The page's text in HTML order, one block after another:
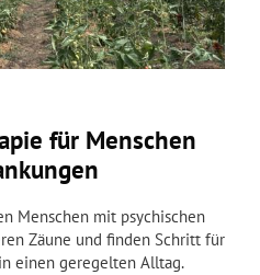
für Menschen
Menschen mit psychischen
Zäune und finden Schritt für
einen geregelten Alltag.